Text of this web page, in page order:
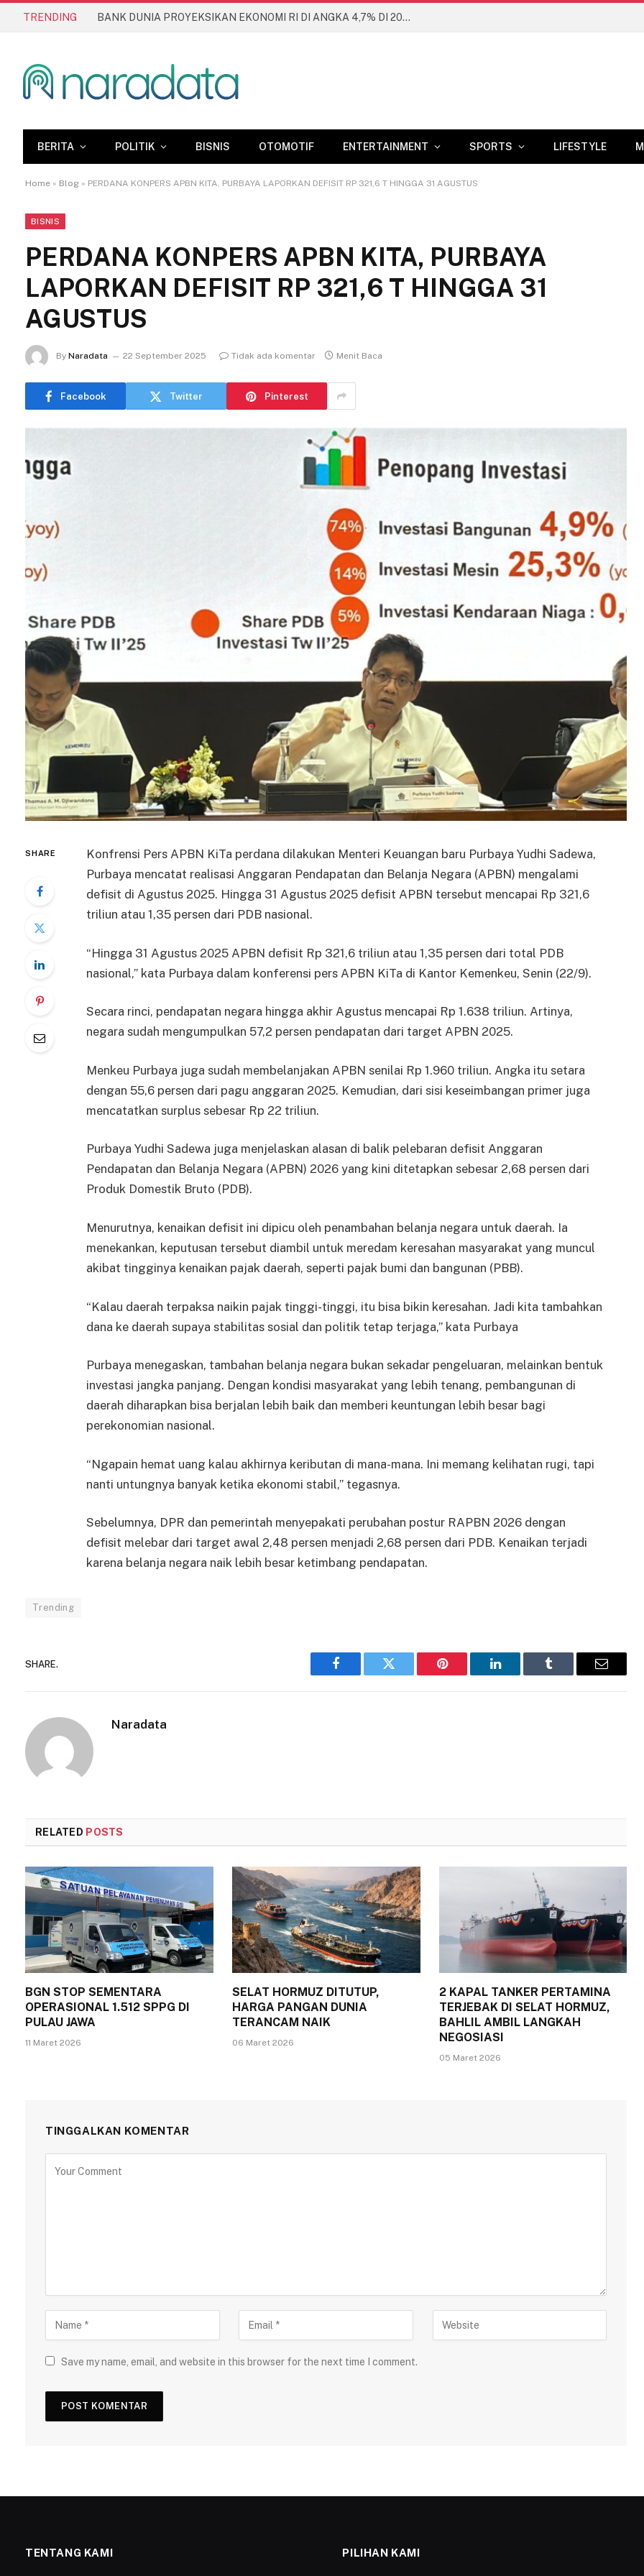
TRENDING BANK DUNIA PROYEKSIKAN EKONOMI RI DI ANGKA 4,7% DI 2026
BERITA POLITIK BISNIS OTOMOTIF ENTERTAINMENT SPORTS LIFESTYLE
Home » Blog » PERDANA KONPERS APBN KITA, PURBAYA LAPORKAN DEFISIT RP 321,6 T HINGGA 31 AGUSTUS
BISNIS
PERDANA KONPERS APBN KITA, PURBAYA
LAPORKAN DEFISIT RP 321,6 T HINGGA 31
AGUSTUS
By Naradata 22 September 2025 Tidak ada komentar Menit Baca
Facebook Twitter Pinterest
SHARE
Konfrensi Pers APBN KiTa perdana dilakukan Menteri Keuangan baru Purbaya Yudhi Sadewa,
Purbaya mencatat realisasi Anggaran Pendapatan dan Belanja Negara (APBN) mengalami
defisit di Agustus 2025. Hingga 31 Agustus 2025 defisit APBN tersebut mencapai Rp 321,6
triliun atau 1,35 persen dari PDB nasional.
“Hingga 31 Agustus 2025 APBN defisit Rp 321,6 triliun atau 1,35 persen dari total PDB
nasional,” kata Purbaya dalam konferensi pers APBN KiTa di Kantor Kemenkeu, Senin (22/9).
Secara rinci, pendapatan negara hingga akhir Agustus mencapai Rp 1.638 triliun. Artinya,
negara sudah mengumpulkan 57,2 persen pendapatan dari target APBN 2025.
Menkeu Purbaya juga sudah membelanjakan APBN senilai Rp 1.960 triliun. Angka itu setara
dengan 55,6 persen dari pagu anggaran 2025. Kemudian, dari sisi keseimbangan primer juga
mencatatkan surplus sebesar Rp 22 triliun.
Purbaya Yudhi Sadewa juga menjelaskan alasan di balik pelebaran defisit Anggaran
Pendapatan dan Belanja Negara (APBN) 2026 yang kini ditetapkan sebesar 2,68 persen dari
Produk Domestik Bruto (PDB).
Menurutnya, kenaikan defisit ini dipicu oleh penambahan belanja negara untuk daerah. Ia
menekankan, keputusan tersebut diambil untuk meredam keresahan masyarakat yang muncul
akibat tingginya kenaikan pajak daerah, seperti pajak bumi dan bangunan (PBB).
“Kalau daerah terpaksa naikin pajak tinggi-tinggi, itu bisa bikin keresahan. Jadi kita tambahkan
dana ke daerah supaya stabilitas sosial dan politik tetap terjaga,” kata Purbaya
Purbaya menegaskan, tambahan belanja negara bukan sekadar pengeluaran, melainkan bentuk
investasi jangka panjang. Dengan kondisi masyarakat yang lebih tenang, pembangunan di
daerah diharapkan bisa berjalan lebih baik dan memberi keuntungan lebih besar bagi
perekonomian nasional.
“Ngapain hemat uang kalau akhirnya keributan di mana-mana. Ini memang kelihatan rugi, tapi
nanti untungnya banyak ketika ekonomi stabil,” tegasnya.
Sebelumnya, DPR dan pemerintah menyepakati perubahan postur RAPBN 2026 dengan
defisit melebar dari target awal 2,48 persen menjadi 2,68 persen dari PDB. Kenaikan terjadi
karena belanja negara naik lebih besar ketimbang pendapatan.
Trending
SHARE.
Facebook Twitter Pinterest LinkedIn Tumblr Email
Naradata
RELATED POSTS
BGN STOP SEMENTARA
OPERASIONAL 1.512 SPPG DI
PULAU JAWA
11 Maret 2026
SELAT HORMUZ DITUTUP,
HARGA PANGAN DUNIA
TERANCAM NAIK
06 Maret 2026
2 KAPAL TANKER PERTAMINA
TERJEBAK DI SELAT HORMUZ,
BAHLIL AMBIL LANGKAH
NEGOSIASI
05 Maret 2026
TINGGALKAN KOMENTAR
Save my name, email, and website in this browser for the next time I comment.
TENTANG KAMI PILIHAN KAMI